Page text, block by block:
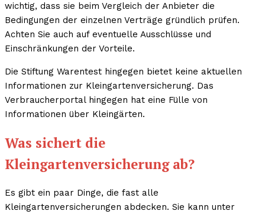
wichtig, dass sie beim Vergleich der Anbieter die
Bedingungen der einzelnen Verträge gründlich prüfen.
Achten Sie auch auf eventuelle Ausschlüsse und
Einschränkungen der Vorteile.
Die Stiftung Warentest hingegen bietet keine aktuellen
Informationen zur Kleingartenversicherung. Das
Verbraucherportal hingegen hat eine Fülle von
Informationen über Kleingärten.
Was sichert die
Kleingartenversicherung ab?
Es gibt ein paar Dinge, die fast alle
Kleingartenversicherungen abdecken. Sie kann unter